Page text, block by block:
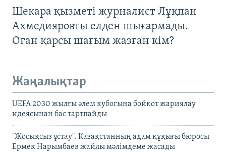
Шекара қызметі журналист Лұқпан
Ахмедияровты елден шығармады.
Оған қарсы шағым жазған кім?
Жаңалықтар
UEFA 2030 жылғы әлем кубогына бойкот жариялау
идеясынан бас тартпайды
"Жосықсыз ұстау". Қазақстанның адам құқығы бюросы
Ермек Нарымбаев жайлы мәлімдеме жасады